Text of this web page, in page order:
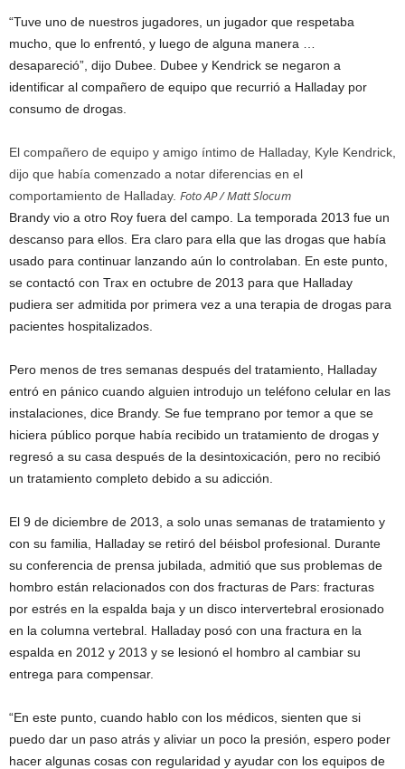
“Tuve uno de nuestros jugadores, un jugador que respetaba
mucho, que lo enfrentó, y luego de alguna manera …
desapareció”, dijo Dubee. Dubee y Kendrick se negaron a
identificar al compañero de equipo que recurrió a Halladay por
consumo de drogas.
El compañero de equipo y amigo íntimo de Halladay, Kyle Kendrick,
dijo que había comenzado a notar diferencias en el
comportamiento de Halladay. Foto AP / Matt Slocum
Brandy vio a otro Roy fuera del campo. La temporada 2013 fue un
descanso para ellos. Era claro para ella que las drogas que había
usado para continuar lanzando aún lo controlaban. En este punto,
se contactó con Trax en octubre de 2013 para que Halladay
pudiera ser admitida por primera vez a una terapia de drogas para
pacientes hospitalizados.
Pero menos de tres semanas después del tratamiento, Halladay
entró en pánico cuando alguien introdujo un teléfono celular en las
instalaciones, dice Brandy. Se fue temprano por temor a que se
hiciera público porque había recibido un tratamiento de drogas y
regresó a su casa después de la desintoxicación, pero no recibió
un tratamiento completo debido a su adicción.
El 9 de diciembre de 2013, a solo unas semanas de tratamiento y
con su familia, Halladay se retiró del béisbol profesional. Durante
su conferencia de prensa jubilada, admitió que sus problemas de
hombro están relacionados con dos fracturas de Pars: fracturas
por estrés en la espalda baja y un disco intervertebral erosionado
en la columna vertebral. Halladay posó con una fractura en la
espalda en 2012 y 2013 y se lesionó el hombro al cambiar su
entrega para compensar.
“En este punto, cuando hablo con los médicos, sienten que si
puedo dar un paso atrás y aliviar un poco la presión, espero poder
hacer algunas cosas con regularidad y ayudar con los equipos de